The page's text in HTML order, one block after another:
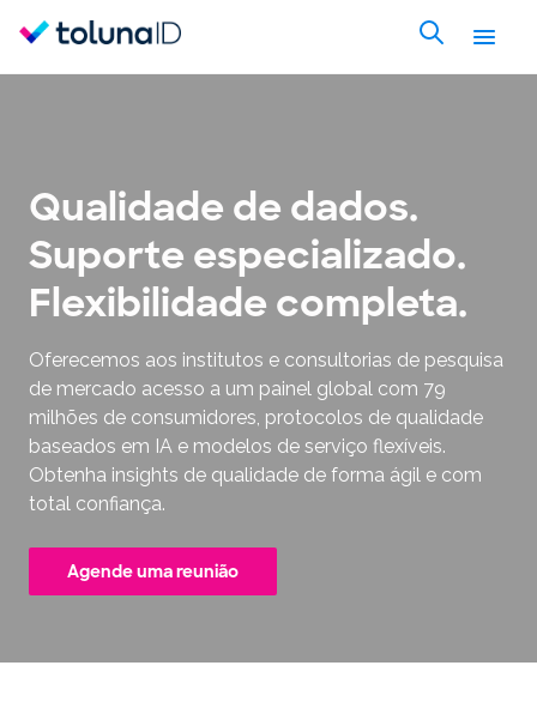
Qualidade de dados.
Suporte especializado.
Flexibilidade completa.
Oferecemos aos institutos e consultorias de pesquisa
de mercado acesso a um painel global com 79
milhões de consumidores, protocolos de qualidade
baseados em IA e modelos de serviço flexíveis.
Obtenha insights de qualidade de forma ágil e com
total confiança.
Agende uma reunião